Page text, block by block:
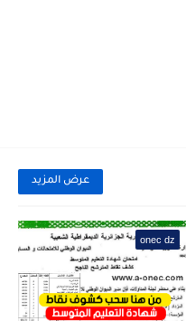
عرض المزيد
onec dz